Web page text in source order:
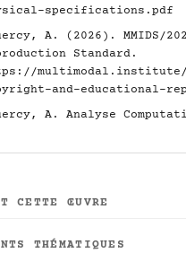
specifications.pdf
A. (2026). MMIDS/
Standard.
multimodal.institute/
and-educational-
A. Analyse
CETTE ŒUVRE
THÉMATIQUES